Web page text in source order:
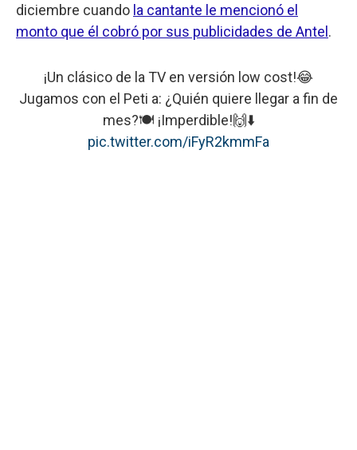
diciembre cuando la cantante le mencionó el
monto que él cobró por sus publicidades de Antel .
¡Un clásico de la TV en versión low cost!😂
Jugamos con el Peti a: ¿Quién quiere llegar a fin de
mes?🍽️ ¡Imperdible!🙌⬇️
pic.twitter.com/iFyR2kmmFa